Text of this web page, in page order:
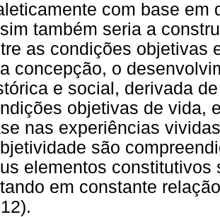
com base em
também seria a
as condições objetivas
concepção, o
e social, derivada
objetivas de vida,
nas experiências
são
elementos constitutivos
em constante